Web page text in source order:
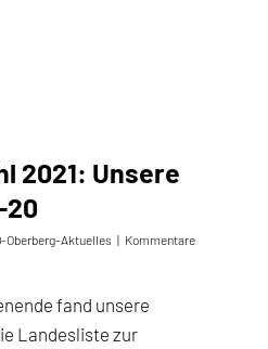
2021: Unsere
20
Oberberg-Aktuelles | Kommentare
fand unsere
Landesliste zur